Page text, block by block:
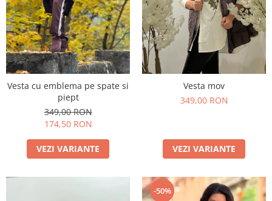
Vesta cu emblema pe spate si
piept
349,00 RON
174,50 RON
VEZI VARIANTE
Vesta mov
349,00 RON
VEZI VARIANTE
-50%